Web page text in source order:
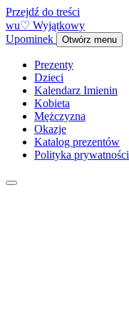
Przejdź do treści
wu♡ Wyjątkowy
Upominek
Otwórz menu
Prezenty
Dzieci
Kalendarz Imienin
Kobieta
Mężczyzna
Okazje
Katalog prezentów
Polityka prywatności